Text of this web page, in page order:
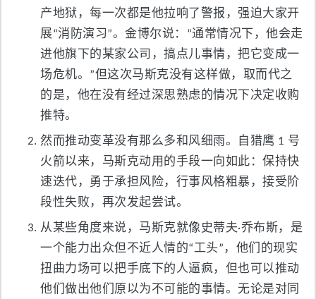
产地狱，每一次都是他拉响了警报，强迫大家开
展“消防演习”。金博尔说：“通常情况下，他会走
进他旗下的某家公司，搞点儿事情，把它变成一
场危机。”但这次马斯克没有这样做，取而代之
的是，他在没有经过深思熟虑的情况下决定收购
推特。
然而推动变革没有那么多和风细雨。自猎鹰 1 号
火箭以来，马斯克动用的手段一向如此：保持快
速迭代，勇于承担风险，行事风格粗暴，接受阶
段性失败，再次发起尝试。
从某些角度来说，马斯克就像史蒂夫·乔布斯，是
一个能力出众但不近人情的“工头”，他们的现实
扭曲力场可以把手底下的人逼疯，但也可以推动
他们做出他们原以为不可能的事情。无论是对同